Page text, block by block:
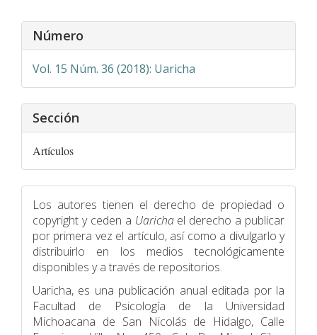
Detalles
del
Número
Vol. 15 Núm. 36 (2018): Uaricha
Sección
Artículos
Los autores tienen el derecho de propiedad o
copyright y ceden a Uaricha el derecho a publicar
por primera vez el artículo, así como a divulgarlo y
distribuirlo en los medios tecnológicamente
disponibles y a través de repositorios.
Uaricha, es una publicación anual editada por la
Facultad de Psicologí­a de la Universidad
Michoacana de San Nicolás de Hidalgo, Calle